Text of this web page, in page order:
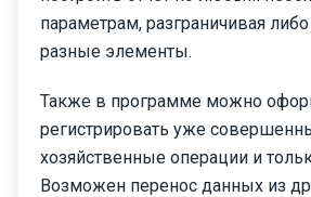
параметрам, разграничивая
разные элементы.
Также в программе можно
регистрировать уже
хозяйственные операции и
Возможен перенос данных из